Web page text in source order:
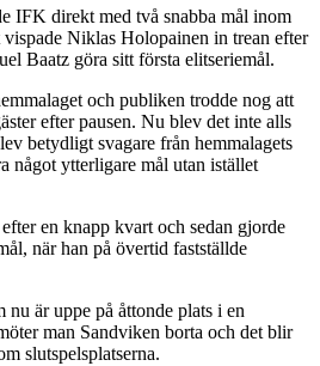
IFK direkt med två snabba mål inom
Niklas Holopainen in trean efter
Baatz göra sitt första elitseriemål.
och publiken trodde nog att
efter pausen. Nu blev det inte alls
betydligt svagare från hemmalagets
något ytterligare mål utan istället
en knapp kvart och sedan gjorde
när han på övertid fastställde
är uppe på åttonde plats i en
man Sandviken borta och det blir
slutspelsplatserna.